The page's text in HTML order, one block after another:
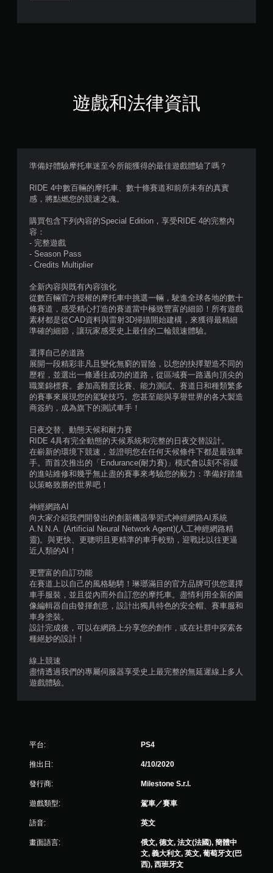
7
分
5
共
3
8
4
分
遊戲和法律資訊
準備好體驗摩托車迷至今所能獲得的最佳遊戲體驗了嗎？
RIDE 4中數百輛的摩托車、數十條賽道和前所未有的真實
感，將點燃您的競速之魂。
購買包含下列內容的Special Edition，享受RIDE 4的完整內
容：
- 完整遊戲
- Season Pass
- Credits Multiplier
全新內容與既有內容強化
從數百輛官方授權的摩托車中挑選一輛，駛進全球各地的數十
條賽道，感受精心打造的賽道當中極致豐富的細節！所有遊戲
素材都是從CAD資料與雷射3D掃描開始建構，來獲得最精細
準確的細節，讓玩家感受史上最佳的二輪競速體驗。
選擇自己的道路
展開一段精彩非凡且變化無窮的冒險，以您的抉擇塑造不同的
歷程，並選出一條通往成功的道路，從區域賽一路邁向頂尖的
職業錦標賽。參加高難度比賽、能力測試、賽道日和種類繁多
的賽事來展現您的駕駛技巧。您甚至能與享譽世界的各大製造
商簽約，成為旗下的測試車手！
日夜交替、動態天候和耐力賽
RIDE 4具有完全動態的天候系統和完整的日夜交替設計。
在嶄新的環境下競速，並證明您在任何天候條件下都是最強車
手。而首次推出的「Endurance(耐力賽)」模式會以刻不容緩
的進站維修和幾乎無止盡的賽事來考驗您的毅力：準備好踏進
以策略致勝的世界吧！
神經網路AI
向大家介紹我們開發出的創新機器學習式神經網路AI系統
A.N.N.A. (Artificial Neural Network Agent)(人工神經網路精
靈)。與更快、更聰明且更精準的車手較勁，迎戰比以往更逼
近人類的AI！
更豐富的自訂功能
在賽道上以自己的風格馳騁！琳瑯滿目的官方品牌可供您選擇
車手服裝，並且從內而外自訂您的摩托車。盡情利用全新的圖
像編輯器自由發揮創意，設計出獨具特色的安全帽、賽車服和
車身塗裝。
設計完成後，可以在網路上分享您的創作，或在社群中探索各
種絕妙的設計！
線上競速
盡情透過我們的專屬伺服器享受史上最完整的無延遲線上多人
遊戲體驗。
平台: PS4
推出日: 4/10/2020
發行商: Milestone S.r.l.
遊戲類型: 駕車／賽車
語音: 英文
畫面語言:
俄文, 德文, 法文(法國), 簡體中
文, 義大利文, 英文, 葡萄牙文(巴
西), 西班牙文